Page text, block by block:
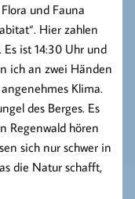
und Fauna
Hier zahlen
ist 14:30 Uhr und
ich an zwei Händen
Klima.
des Berges. Es
Regenwald hören
sich nur schwer in
die Natur schafft,